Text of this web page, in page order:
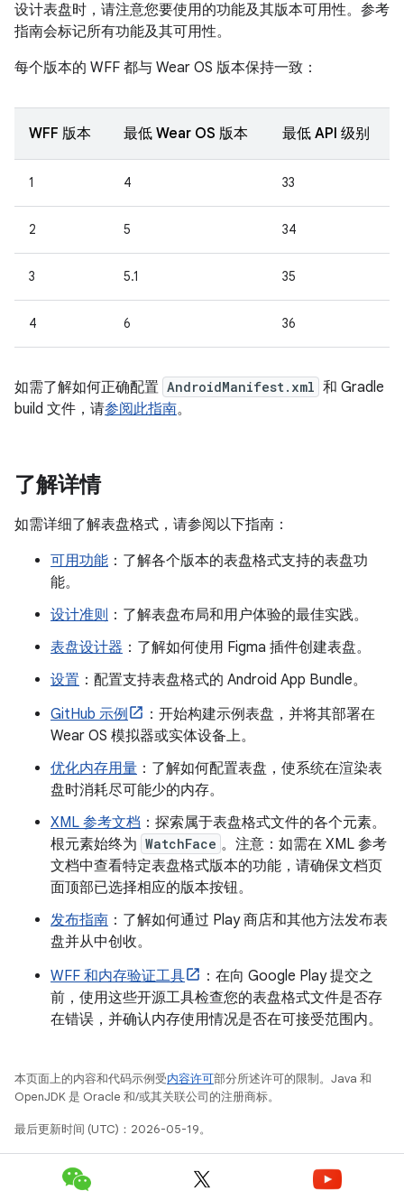
设计表盘时，请注意您要使用的功能及其版本可用性。参考
指南会标记所有功能及其可用性。
每个版本的 WFF 都与 Wear OS 版本保持一致：
WFF 版本 最低 Wear OS 版本 最低 API 级别
1 4 33
2 5 34
3 5.1 35
4 6 36
如需了解如何正确配置 AndroidManifest.xml 和 Gradle
build 文件，请参阅此指南。
了解详情
如需详细了解表盘格式，请参阅以下指南：
可用功能 ：了解各个版本的表盘格式支持的表盘功
能。
设计准则 ：了解表盘布局和用户体验的最佳实践。
表盘设计器 ：了解如何使用 Figma 插件创建表盘。
设置 ：配置支持表盘格式的 Android App Bundle。
GitHub 示例
：开始构建示例表盘，并将其部署在
Wear OS 模拟器或实体设备上。
优化内存用量 ：了解如何配置表盘，使系统在渲染表
盘时消耗尽可能少的内存。
XML 参考文档 ：探索属于表盘格式文件的各个元素。
根元素始终为 WatchFace 。注意：如需在 XML 参考
文档中查看特定表盘格式版本的功能，请确保文档页
面顶部已选择相应的版本按钮。
发布指南 ：了解如何通过 Play 商店和其他方法发布表
盘并从中创收。
WFF 和内存验证工具
：在向 Google Play 提交之
前，使用这些开源工具检查您的表盘格式文件是否存
在错误，并确认内存使用情况是否在可接受范围内。
本页面上的内容和代码示例受内容许可部分所述许可的限制。Java 和
OpenJDK 是 Oracle 和/或其关联公司的注册商标。
最后更新时间 (UTC)：2026-05-19。